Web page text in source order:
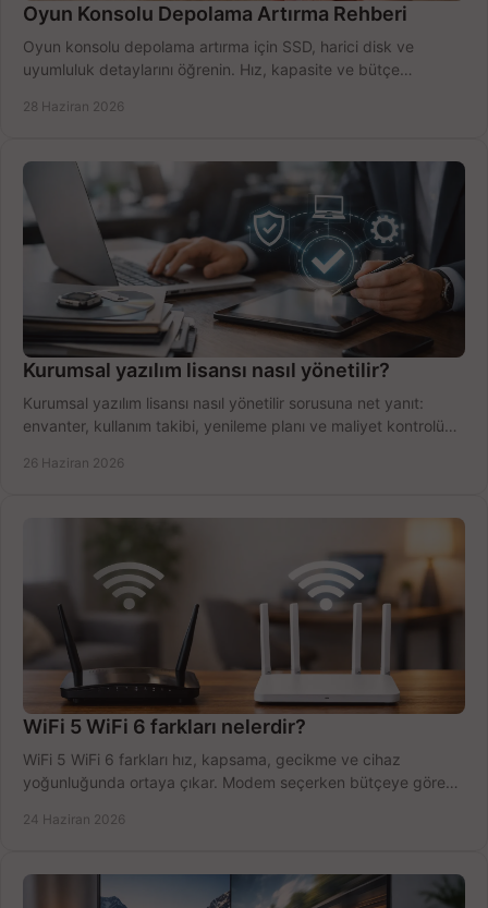
Oyun Konsolu Depolama Artırma Rehberi
Oyun konsolu depolama artırma için SSD, harici disk ve
uyumluluk detaylarını öğrenin. Hız, kapasite ve bütçe
28 Haziran 2026
Kurumsal yazılım lisansı nasıl yönetilir?
Kurumsal yazılım lisansı nasıl yönetilir sorusuna net yanıt:
envanter, kullanım takibi, yenileme planı ve maliyet kontrolü
26 Haziran 2026
WiFi 5 WiFi 6 farkları nelerdir?
WiFi 5 WiFi 6 farkları hız, kapsama, gecikme ve cihaz
yoğunluğunda ortaya çıkar. Modem seçerken bütçeye göre
24 Haziran 2026